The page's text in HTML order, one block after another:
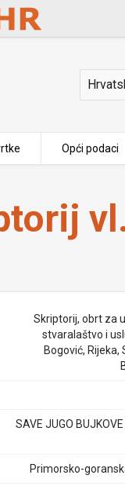
Država
Opći podaci
Bogović
Skriptorij, obrt za
stvaralaštvo i
Bogović, Rijeka,
SAVE JUGO
Primorsko-